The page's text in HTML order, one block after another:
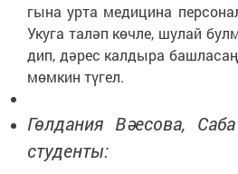
гына урта медицина
Укуга таләп көчле, шулай
дип, дәрес калдыра
мөмкин түгел.
Гөлдания Вәесова,
студенты: